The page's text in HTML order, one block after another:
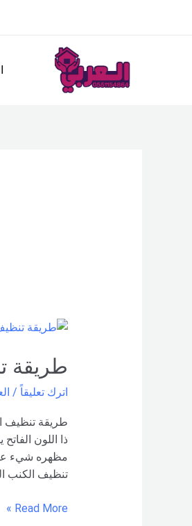
طريقة
اترك تعليقاً /
طريقة تنظيف
ذا اللون
مظهره شيء
تنظيف الكنب
طريقة
الكنب
الفاتح
من
Read More »